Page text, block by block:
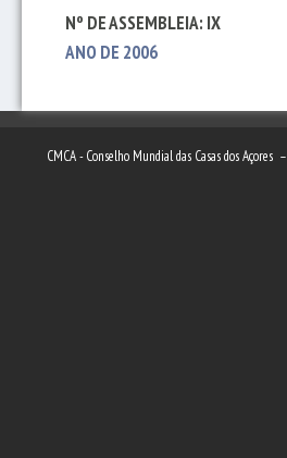
Nº DE ASSEMBLEIA: IX
ANO DE 2006
CMCA - Conselho Mundial das Casas dos Açores –